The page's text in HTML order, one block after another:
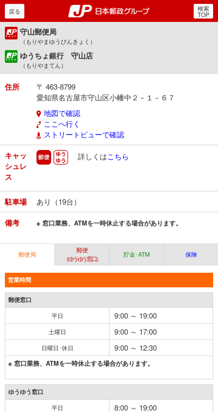
郵便局・日本郵政グルー
戻る 検索
TOP
守山郵便局
（もりやまゆうびんきょく）
ゆうちょ銀行 守山店
（もりやまてん）
住所
〒 463-8799
愛知県名古屋市守山区小幡中２－１－６７
地図で確認
ここへ行く
ストリートビューで確認
キャッ
シュレ
ス
郵便 ゆうゆう
詳しくはこちら
駐車場 あり（19台）
備考 ※ 窓口業務、ATMを一時休止する場合があります。
郵便局
郵便
（ゆうゆう窓口）
貯金･ATM 保険
営業時間
郵便窓口
平日 9:00 ～ 19:00
土曜日 9:00 ～ 17:00
日曜日･休日 9:00 ～ 12:30
※ 窓口業務、ATMを一時休止する場合があります。
ゆうゆう窓口
平日 8:00 ～ 19:00